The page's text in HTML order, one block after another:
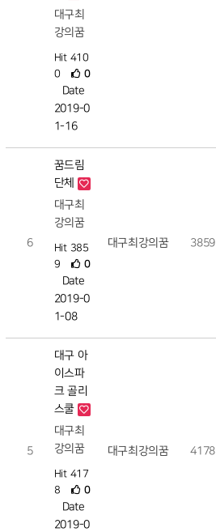
대구최
강의꿈
Hit 410
0
0
Date
2019-0
1-16
6
꿈드림
단체
대구최
강의꿈
Hit 385
9
0
Date
2019-0
1-08
대구최강의꿈 3859
5
대구 아
이스파
크 골리
스쿨
대구최
강의꿈
Hit 417
8
0
Date
2019-0
대구최강의꿈 4178